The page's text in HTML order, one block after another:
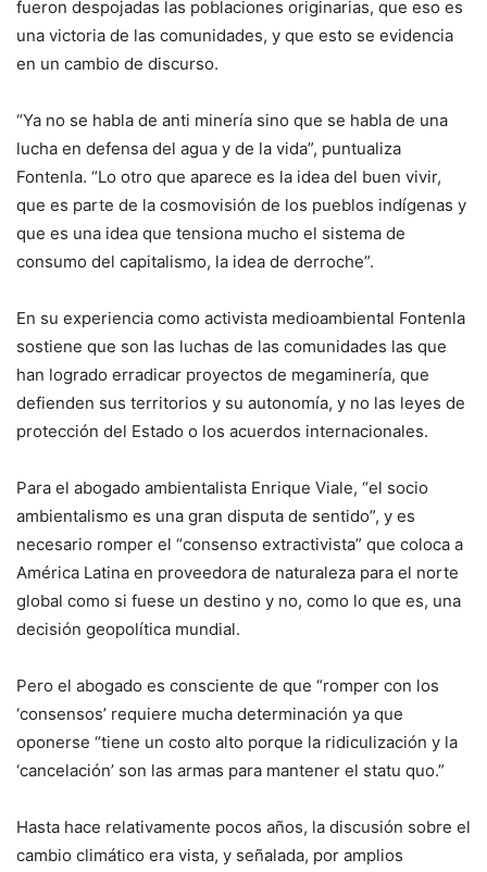
fueron despojadas las poblaciones originarias, que eso es
una victoria de las comunidades, y que esto se evidencia
en un cambio de discurso.
“Ya no se habla de anti minería sino que se habla de una
lucha en defensa del agua y de la vida”, puntualiza
Fontenla. “Lo otro que aparece es la idea del buen vivir,
que es parte de la cosmovisión de los pueblos indígenas y
que es una idea que tensiona mucho el sistema de
consumo del capitalismo, la idea de derroche”.
En su experiencia como activista medioambiental Fontenla
sostiene que son las luchas de las comunidades las que
han logrado erradicar proyectos de megaminería, que
defienden sus territorios y su autonomía, y no las leyes de
protección del Estado o los acuerdos internacionales.
Para el abogado ambientalista Enrique Viale, “el socio
ambientalismo es una gran disputa de sentido”, y es
necesario romper el “consenso extractivista” que coloca a
América Latina en proveedora de naturaleza para el norte
global como si fuese un destino y no, como lo que es, una
decisión geopolítica mundial.
Pero el abogado es consciente de que “romper con los
‘consensos’ requiere mucha determinación ya que
oponerse “tiene un costo alto porque la ridiculización y la
‘cancelación’ son las armas para mantener el statu quo.”
Hasta hace relativamente pocos años, la discusión sobre el
cambio climático era vista, y señalada, por amplios